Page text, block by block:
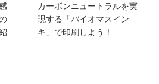
カーボンニュートラルを実
現する「バイオマスイン
キ」で印刷しよう！